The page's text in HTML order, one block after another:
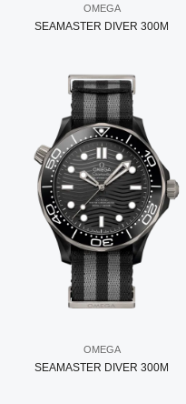
OMEGA
SEAMASTER DIVER 300M
OMEGA
SEAMASTER DIVER 300M